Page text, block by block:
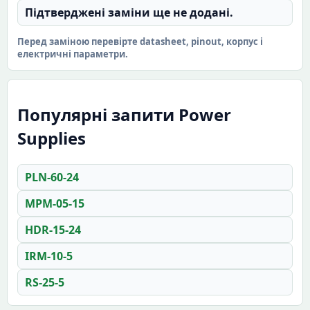
Підтверджені заміни ще не додані.
Перед заміною перевірте datasheet, pinout, корпус і
електричні параметри.
Популярні запити Power
Supplies
PLN-60-24
MPM-05-15
HDR-15-24
IRM-10-5
RS-25-5